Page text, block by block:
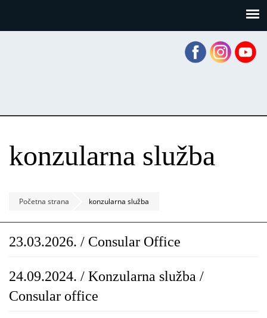
konzularna služba
Početna strana konzularna služba
23.03.2026. / Consular Office
24.09.2024. / Konzularna služba /
Consular office